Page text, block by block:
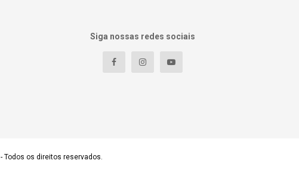
Siga nossas redes sociais
- Todos os direitos reservados.